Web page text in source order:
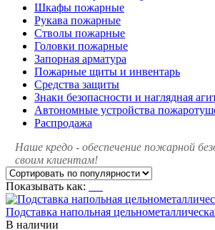
Шкафы пожарные
Рукава пожарные
Стволы пожарные
Головки пожарные
Запорная арматура
Пожарные щиты и инвентарь
Средства защиты
Знаки безопасности и наглядная
Автономные устройства
Распродажа
Наше кредо - обеспечение пожарной
своим клиентам!
Показывать как:
Подставка напольная
В наличии